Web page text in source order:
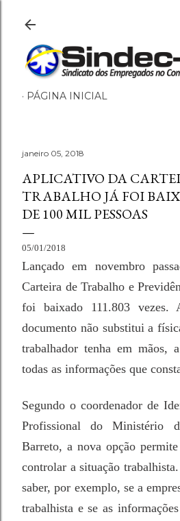
PÁGINA INICIAL
janeiro 05, 2018
APLICATIVO DA
TRABALHO JÁ FOI
DE 100 MIL PESSOAS
05/01/2018
Lançado em novembro
Carteira de Trabalho e
foi baixado 111.803 vezes.
documento não substitui a
trabalhador tenha em mãos,
todas as informações que
Segundo o coordenador de
Profissional do Ministério
Barreto, a nova opção
controlar a situação
saber, por exemplo, se a
trabalhista e se as